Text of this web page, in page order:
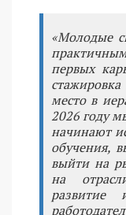
«Молодые
первых
место в
2026 году
начинают
обучения,
выйти на
на
развитие